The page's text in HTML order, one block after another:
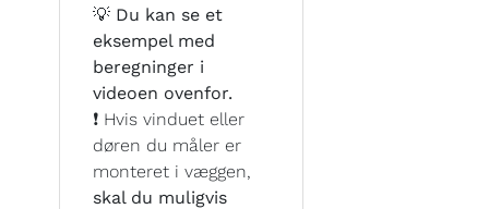
💡 Du kan se et
eksempel med
beregninger i
videoen ovenfor.
❗ Hvis vinduet eller
døren du måler er
monteret i væggen,
skal du muligvis